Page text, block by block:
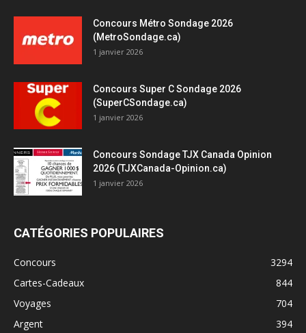
Concours Métro Sondage 2026
(MetroSondage.ca)
1 janvier 2026
Concours Super C Sondage 2026
(SuperCSondage.ca)
1 janvier 2026
Concours Sondage TJX Canada Opinion
2026 (TJXCanada-Opinion.ca)
1 janvier 2026
CATÉGORIES POPULAIRES
Concours
3294
Cartes-Cadeaux
844
Voyages
704
Argent
394